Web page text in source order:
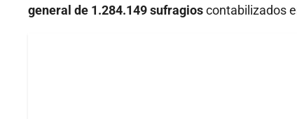
general de 1.284.149 sufragioscontabilizados